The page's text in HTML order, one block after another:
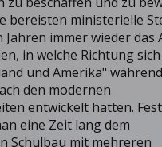
bereisten ministerielle
immer wieder das
in welche Richtung sich
und Amerika"
den modernen
entwickelt hatten.
eine Zeit lang dem
Schulbau mit mehreren